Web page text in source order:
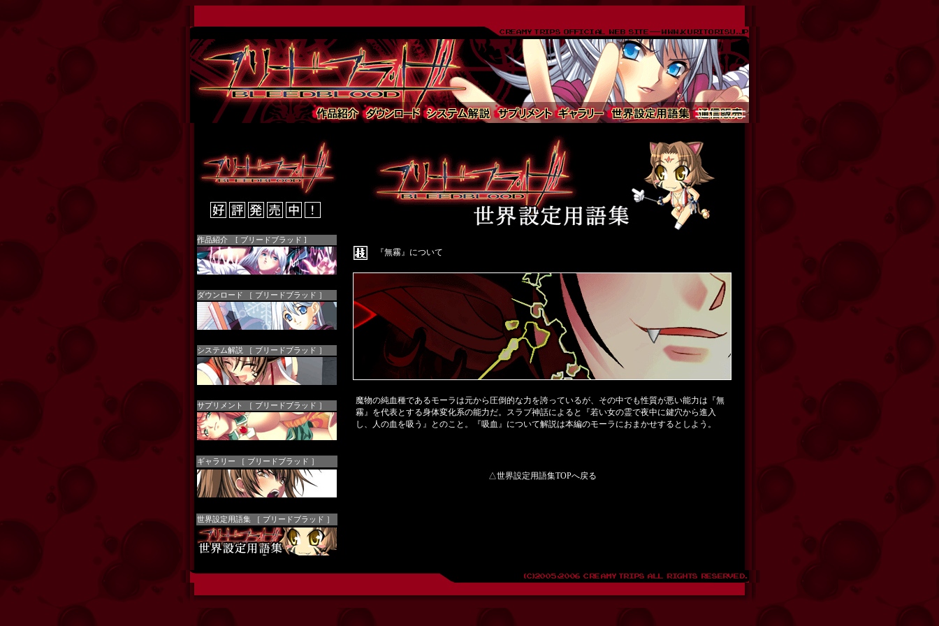
作品紹介 [ ブリードブラッド ]
ダウンロード ［ ブリードブラッド ］
システム解説 ［ ブリードブラッド ］
サプリメント ［ ブリードブラッド ］
ギャラリー ［ ブリードブラッド ］
世界設定用語集 ［ ブリードブラッド ］
『無霧』について
魔物の純血種であるモーラは元から圧倒的な力を誇っているが、その中でも性質が悪い能力は『無
霧』を代表とする身体変化系の能力だ。スラブ神話によると『若い女の霊で夜中に鍵穴から進入
し、人の血を吸う』とのこと。『吸血』について解説は本編のモーラにおまかせするとしよう。
△世界設定用語集TOPへ戻る